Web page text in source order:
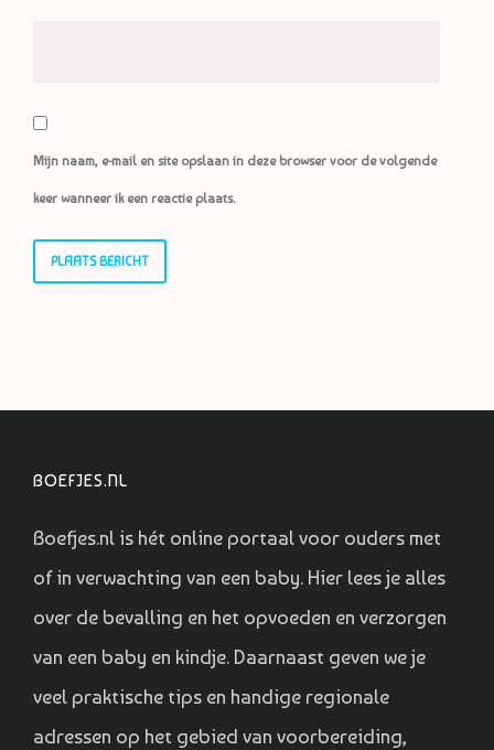
Mijn naam, e-mail en site opslaan in deze browser voor de volgende
keer wanneer ik een reactie plaats.
BOEFJES.NL
Boefjes.nl is hét online portaal voor ouders met
of in verwachting van een baby. Hier lees je alles
over de bevalling en het opvoeden en verzorgen
van een baby en kindje. Daarnaast geven we je
veel praktische tips en handige regionale
adressen op het gebied van voorbereiding,